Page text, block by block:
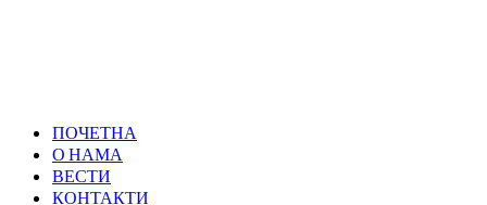
ПОЧЕТНА
О НАМА
ВЕСТИ
КОНТАКТИ